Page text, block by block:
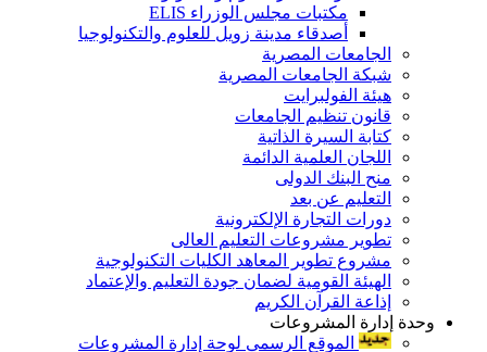
مكتبات مجلس الوزراء ELIS
أصدقاء مدينة زويل للعلوم والتكنولوجيا
الجامعات المصرية
شبكة الجامعات المصرية
هيئة الفولبرايت
قانون تنظيم الجامعات
كتابة السيرة الذاتية
اللجان العلمية الدائمة
منح البنك الدولى
التعليم عن بعد
دورات التجارة الإلكترونية
تطوير مشروعات التعليم العالى
مشروع تطوير المعاهد الكليات التكنولوجية
الهيئة القومية لضمان جودة التعليم والإعتماد
إذاعة القرآن الكريم
وحدة إدارة المشروعات
الموقع الرسمى لوحة إدارة المشروعات